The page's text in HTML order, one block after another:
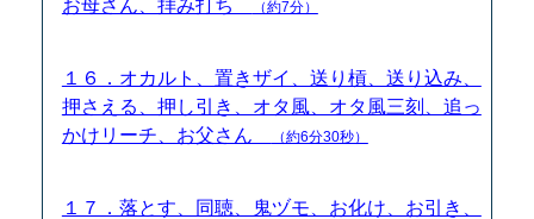
お母さん、拝み打ち （約7分）
１６．オカルト、置きザイ、送り槓、送り込み、
押さえる、押し引き、オタ風、オタ風三刻、追っ
かけリーチ、お父さん
（約6分30秒）
１７．落とす、同聴、鬼ヅモ、お化け、お引き、